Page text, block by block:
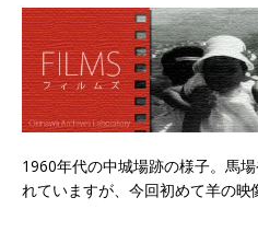
1960年代の中城場跡の様子。馬
れていますが、今回初めて羊の映